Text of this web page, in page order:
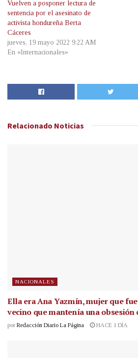
Vuelven a posponer lectura de
sentencia por el asesinato de
activista hondureña Berta
Cáceres
jueves, 19 mayo 2022 9:22 AM
En «Internacionales»
Relacionado Noticias
NACIONALES
Ella era Ana Yazmín, mujer que
vecino que mantenía una obsesión
por Redacción Diario La Página HACE 1 DÍA